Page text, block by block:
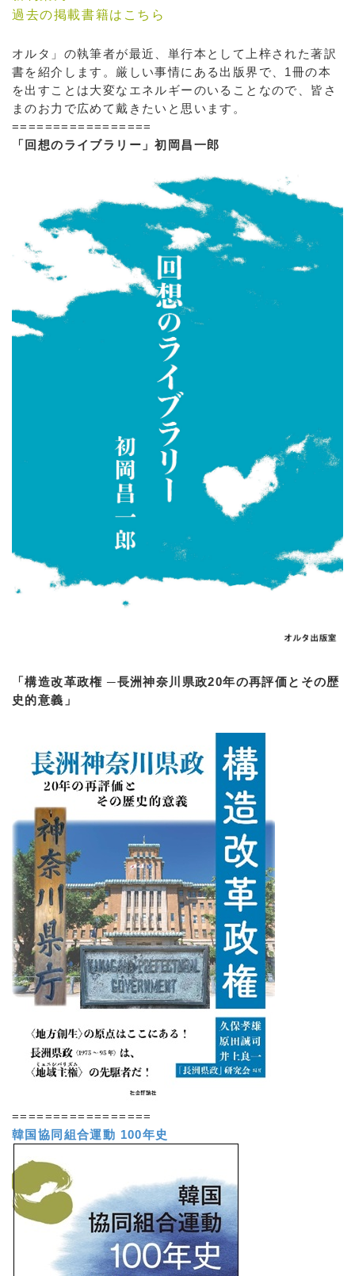
過去の掲載書籍はこちら
オルタ」の執筆者が最近、単行本として上梓された著訳
書を紹介します。厳しい事情にある出版界で、1冊の本
を出すことは大変なエネルギーのいることなので、皆さ
まのお力で広めて戴きたいと思います。
=================
「回想のライブラリー」初岡昌一郎
「構造改革政権 ─長洲神奈川県政20年の再評価とその歴
史的意義」
=================
韓国協同組合運動 100年史